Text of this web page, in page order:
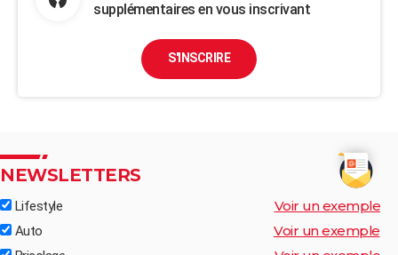
supplémentaires en vous inscrivant
S'INSCRIRE
NEWSLETTERS
Lifestyle Voir un exemple
Auto Voir un exemple